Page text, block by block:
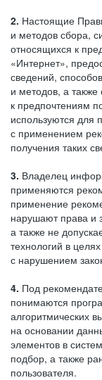
2. Настоящие
и методов сбора,
относящихся к
«Интернет»,
сведений,
и методов, а
к предпочтениям
используются для
с применением
получения таких
3. Владелец
применяются
применение
нарушают права и
а также не
технологий в
с нарушением
4. Под
понимаются
алгоритмических
на основании
элементов в
подбор, а также
пользователя.